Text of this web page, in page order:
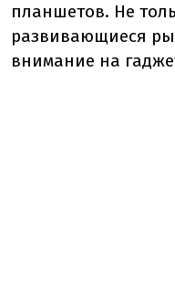
планшетов. Не
развивающиеся
внимание на